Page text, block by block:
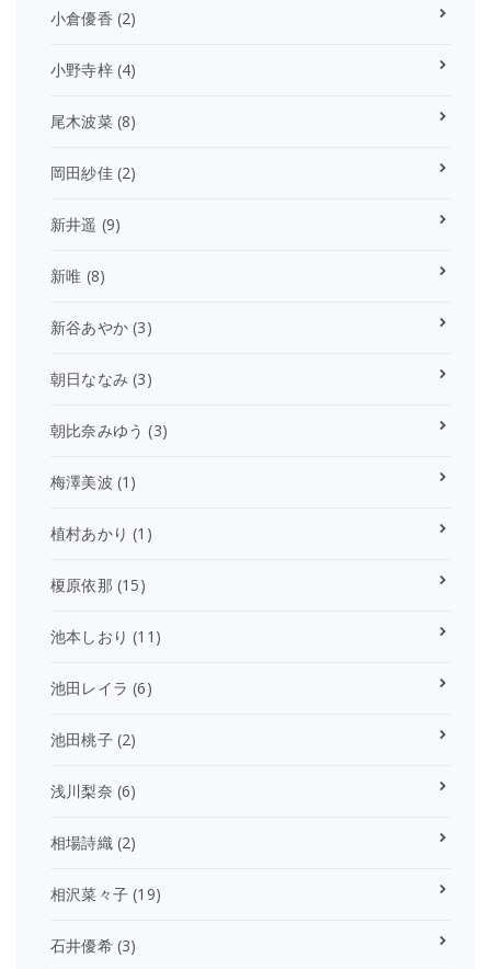
小倉優香 (2)
小野寺梓(4)
尾木波菜(8)
岡田紗佳(2)
新井遥 (9)
新唯 (8)
新谷あやか (3)
朝日ななみ (3)
朝比奈みゆう (3)
梅澤美波 (1)
植村あかり (1)
榎原依那 (15)
池本しおり (11)
池田レイラ (6)
池田桃子(2)
浅川梨奈 (6)
相場詩織 (2)
相沢菜々子 (19)
石井優希(3)